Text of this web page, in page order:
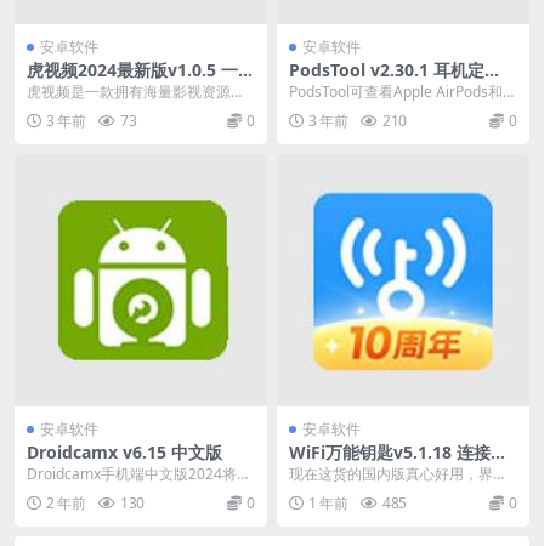
安卓软件
虎视频2024最新版v1.0.5 一款
拥有海量影视资源的影视播放
神器
虎视频是一款拥有海量影视资源的
影视播放神器。无论是电视剧、电
影、综艺还是动漫这里...
3 年前 73 0
安卓软件
PodsTool v2.30.1 耳机定
位、电量、弹窗设置，去更新
解锁专业版
PodsTool可查看Apple AirPods和B
eats蓝牙耳机电量与华强北...
3 年前 210 0
安卓软件
Droidcamx v6.15 中文版
Droidcamx手机端中文版2024将智
能手机转化为高效网络摄像头，提
供清晰画...
2 年前 130 0
安卓软件
WiFi万能钥匙v5.1.18 连接免
费WiFi的上网神器，解锁会员
版
现在这货的国内版真心好用，界面
又干净，热点也多，还有全国专享
热点，欢迎升级。Wi...
1 年前 485 0